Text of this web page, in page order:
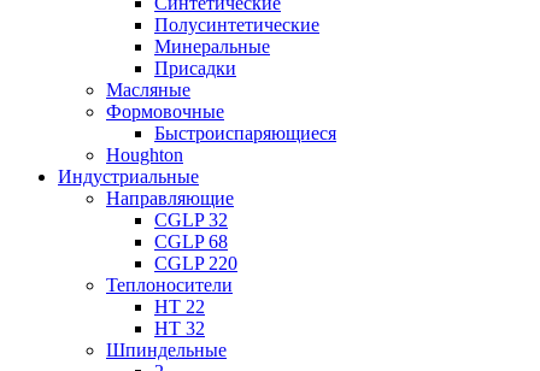
Полусинтетические
Минеральные
Присадки
Масляные
Формовочные
Быстроиспаряющиеся
Houghton
Индустриальные
Направляющие
CGLP 32
CGLP 68
CGLP 220
Теплоносители
HT 22
HT 32
Шпиндельные